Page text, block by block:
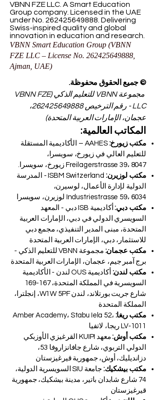
VBNN FZE LLC. A Smart Education
Group company. Licensed in the UAE
under No. 262425649888 . Delivering
Swiss-inspired quality and global
innovation in education and research.
VBNN Smart Education Group (VBNN
FZE LLC – License No. 262425649888
Ajman, UAE)
© جميع الحقوق محفوظة.
مجموعة VBNN للتعليم الذكي (VBNN FZE
LLC - رقم الترخيص
262425649888،
عجمان، الإمارات العربية المتحدة)
المكاتب العالمية:
مكتب زيورخ:
AAHES – الأكاديمية المستقلة
للتعليم العالي في زيورخ، سويسرا،
Freilagerstrasse 39، 8047 زيورخ، سويسرا.
مكتب لوزيرن:
ISBM Switzerland - المدرسة
الدولية لإدارة الأعمال، لوسيرن،
Industriestrasse 59، 6034 لوزيرن، سويسرا
مكتب دبي:
أكاديمية ISB دبي - المعهد
السويسري الدولي في دبي، الإمارات العربية
المتحدة، مبنى المدير التنفيذي، مجمع دبي
للاستثمار، دبي، الإمارات العربية المتحدة
مكتب عجمان:
مجموعة VBNN للتعليم الذكي -
برج آمبر جيم، عجمان، الإمارات العربية المتحدة
مكتب لندن:
أكاديمية OUS لندن - الأكاديمية
السويسرية في المملكة المتحدة، 167-169
شارع جريت بورتلاند، لندن W1W 5PF، إنجلترا،
المملكة المتحدة
مكتب ريغا: Amber Academy، Stabu Iela 52،
LV-1011 ريجا، لاتفيا
مكتب أوش:
معهد KUIPI القرغيزي الأوزبكي
الدولي التربوي، شارع جافانزاروفا 53،
دزانديليك، أوش، جمهورية قيرغيزستان
مكتب بيشكيك:
جامعة SIU السويسرية الدولية،
74 شارع شابدان باتير، مدينة بيشكيك، جمهورية
قيرغيزستان